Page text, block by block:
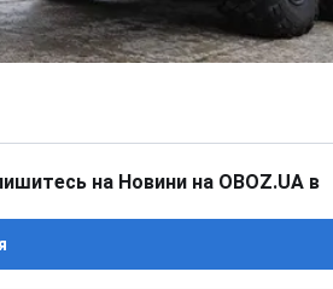
на Новини на OBOZ.UA в